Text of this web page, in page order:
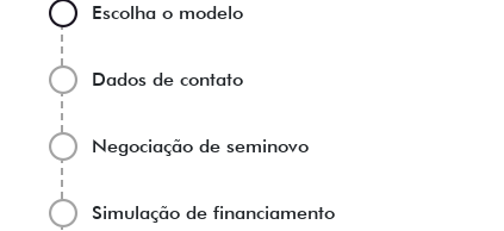
Escolha o modelo
Dados de contato
Negociação de seminovo
Simulação de financiamento